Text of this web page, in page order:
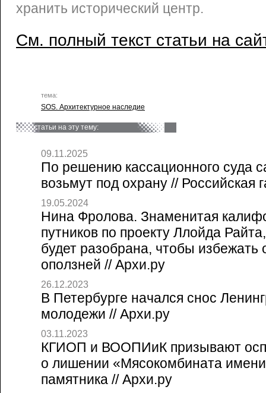
хранить исторический центр.
См. полный текст статьи на
тема:
SOS. Архитектурное наследие
статьи на эту тему:
09.11.2025
По решению кассационного суда
возьмут под охрану // Российская
19.05.2024
Нина Фролова. Знаменитая
путников по проекту Ллойда
будет разобрана, чтобы избежать
оползней // Архи.ру
26.12.2023
В Петербурге начался снос
молодежи // Архи.ру
03.11.2023
КГИОП и ВООПИиК призывают
о лишении «Мясокомбината
памятника // Архи.ру